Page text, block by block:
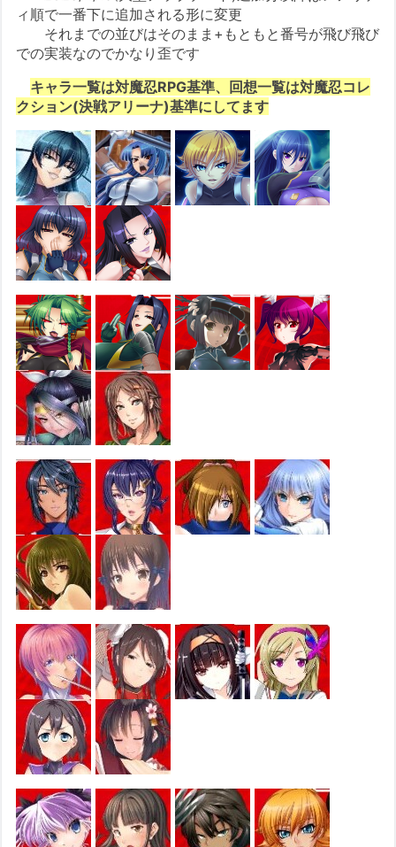
ィ順で一番下に追加される形に変更
それまでの並びはそのまま+もともと番号が飛び飛び
での実装なのでかなり歪です
キャラ一覧は対魔忍RPG基準、回想一覧は対魔忍コレ
クション(決戦アリーナ)基準にしてます